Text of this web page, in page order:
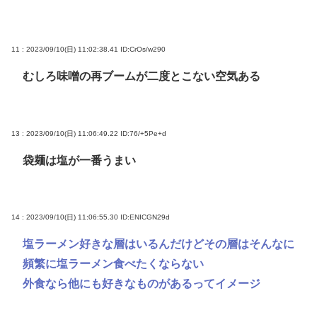
11 : 2023/09/10(日) 11:02:38.41 ID:CrOs/w290
むしろ味噌の再ブームが二度とこない空気ある
13 : 2023/09/10(日) 11:06:49.22 ID:76/+5Pe+d
袋麺は塩が一番うまい
14 : 2023/09/10(日) 11:06:55.30 ID:ENICGN29d
塩ラーメン好きな層はいるんだけどその層はそんなに
頻繁に塩ラーメン食べたくならない
外食なら他にも好きなものがあるってイメージ